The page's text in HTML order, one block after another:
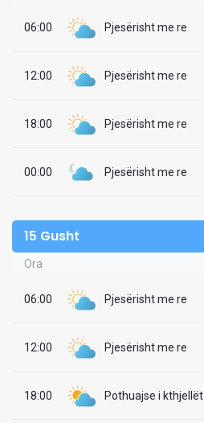
06:00 Pjesërisht me re
12:00 Pjesërisht me re
18:00 Pjesërisht me re
00:00 Pjesërisht me re
15 Gusht
Ora
06:00 Pjesërisht me re
12:00 Pjesërisht me re
18:00 Pothuajse i kthjellët